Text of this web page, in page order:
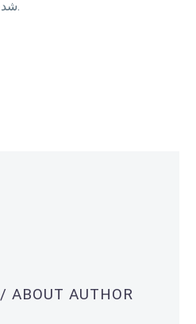
شدت نگران است، سرکوب شد.
/ ABOUT AUTHOR